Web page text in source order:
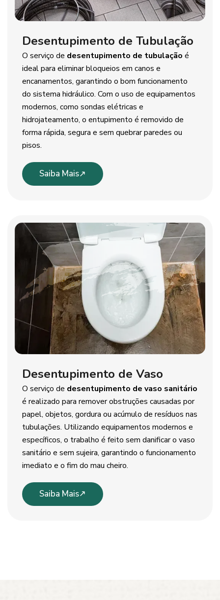
Desentupimento de Tubulação
O serviço de desentupimento de tubulação é
ideal para eliminar bloqueios em canos e
encanamentos, garantindo o bom funcionamento
do sistema hidráulico. Com o uso de equipamentos
modernos, como sondas elétricas e
hidrojateamento, o entupimento é removido de
forma rápida, segura e sem quebrar paredes ou
pisos.
Saiba Mais
Desentupimento de Vaso
O serviço de desentupimento de vaso sanitário
é realizado para remover obstruções causadas por
papel, objetos, gordura ou acúmulo de resíduos nas
tubulações. Utilizando equipamentos modernos e
específicos, o trabalho é feito sem danificar o vaso
sanitário e sem sujeira, garantindo o funcionamento
imediato e o fim do mau cheiro.
Saiba Mais